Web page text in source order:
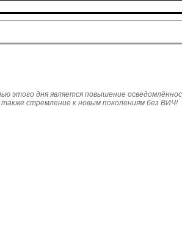
этого дня является повышение
стремление к новым поколениям без ВИЧ!